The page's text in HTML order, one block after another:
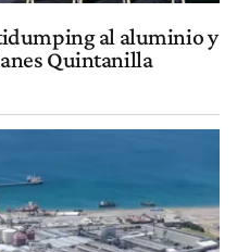
al aluminio y
Quintanilla